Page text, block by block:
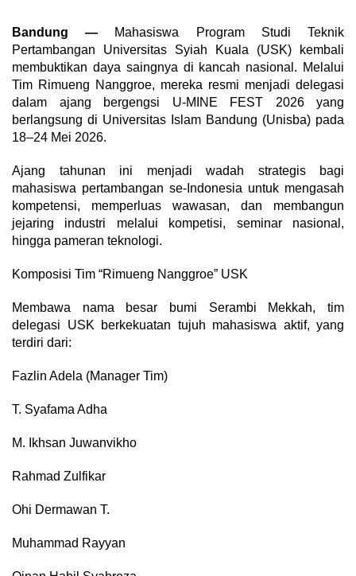
Bandung — Mahasiswa Program Studi Teknik
Pertambangan Universitas Syiah Kuala (USK) kembali
membuktikan daya saingnya di kancah nasional. Melalui
Tim Rimueng Nanggroe, mereka resmi menjadi delegasi
dalam ajang bergengsi U-MINE FEST 2026 yang
berlangsung di Universitas Islam Bandung (Unisba) pada
18–24 Mei 2026.
​Ajang tahunan ini menjadi wadah strategis bagi
mahasiswa pertambangan se-Indonesia untuk mengasah
kompetensi, memperluas wawasan, dan membangun
jejaring industri melalui kompetisi, seminar nasional,
hingga pameran teknologi.
​Komposisi Tim “Rimueng Nanggroe” USK
​Membawa nama besar bumi Serambi Mekkah, tim
delegasi USK berkekuatan tujuh mahasiswa aktif, yang
terdiri dari:
​Fazlin Adela (Manager Tim)
​T. Syafama Adha
​M. Ikhsan Juwanvikho
​Rahmad Zulfikar
​Ohi Dermawan T.
​Muhammad Rayyan